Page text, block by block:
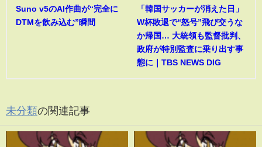
Suno v5のAI作曲が“完全に
DTMを飲み込む”瞬間
「韓国サッカーが消えた日」
W杯敗退で“怒号”飛び交うな
か帰国… 大統領も監督批判、
政府が特別監査に乗り出す事
態に｜TBS NEWS DIG
未分類の関連記事